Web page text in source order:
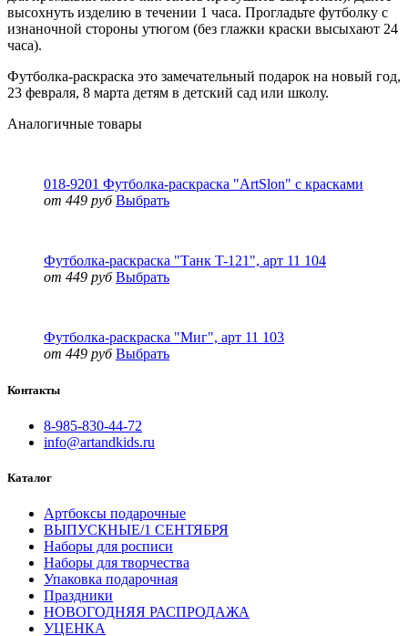
высохнуть изделию в течении 1 часа. Прогладьте футболку с
изнаночной стороны утюгом (без глажки краски высыхают 24
часа).
Футболка-раскраска это замечательный подарок на новый год,
23 февраля, 8 марта детям в детский сад или школу.
Аналогичные товары
018-9201 Футболка-раскраска "ArtSlon" с красками
от 449 руб Выбрать
Футболка-раскраска "Танк T-121", арт 11 104
от 449 руб Выбрать
Футболка-раскраска "Миг", арт 11 103
от 449 руб Выбрать
Контакты
8-985-830-44-72
info@artandkids.ru
Каталог
Артбоксы подарочные
ВЫПУСКНЫЕ/1 СЕНТЯБРЯ
Наборы для росписи
Наборы для творчества
Упаковка подарочная
Праздники
НОВОГОДНЯЯ РАСПРОДАЖА
УЦЕНКА